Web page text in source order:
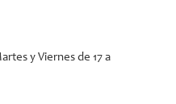
y Viernes de 17 a